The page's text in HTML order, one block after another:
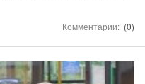
Комментарии: (0)